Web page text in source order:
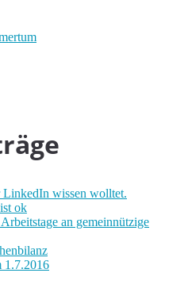
wissen wolltet.
ok
an gemeinnützige
1.7.2016